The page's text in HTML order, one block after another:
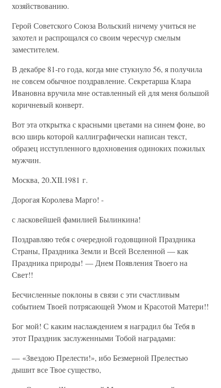
хозяйствованию.
Герой Советского Союза Вольский ничему учиться не
захотел и распрощался со своим чересчур смелым
заместителем.
В декабре 81-го года, когда мне стукнуло 56, я получила
не совсем обычное поздравление. Секретарша Клара
Ивановна вручила мне оставленный ей для меня большой
коричневый конверт.
Вот эта открытка с красными цветами на синем фоне, во
всю ширь которой каллиграфически написан текст,
образец исступленного вдохновения одиноких пожилых
мужчин.
Москва, 20.XII.1981 г.
Дорогая Королева Марго! -
с ласковейшей фамилией Былинкина!
Поздравляю тебя с очередной годовщиной Праздника
Страны, Праздника Земли и Всей Вселенной — как
Праздника природы! — Днем Появления Твоего на
Свет!!
Бесчисленные поклоны в связи с эти счастливым
событием Твоей потрясающей Умом и Красотой Матери!!
Бог мой! С каким наслаждением я наградил бы Тебя в
этот Праздник заслуженными Тобой наградами:
— «Звездою Прелести!», ибо Безмерной Прелестью
дышит все Твое существо,